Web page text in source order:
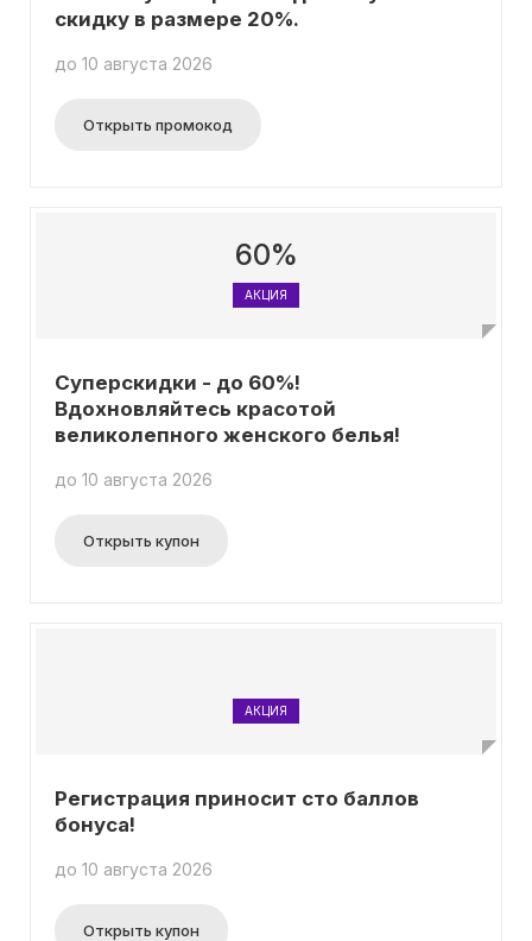
скидку в размере 20%.
до 10 августа 2026
Открыть промокод
60%
АКЦИЯ
Суперскидки - до 60%!
Вдохновляйтесь красотой
великолепного женского белья!
до 10 августа 2026
Открыть купон
АКЦИЯ
Регистрация приносит сто баллов
бонуса!
до 10 августа 2026
Открыть купон